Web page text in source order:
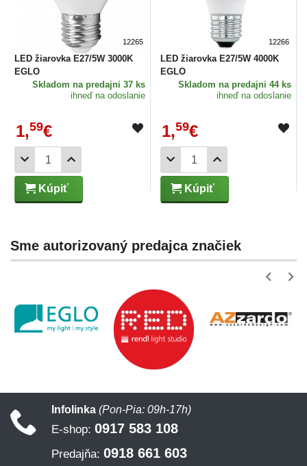
12265
LED žiarovka E27/5W 3000K
EGLO
Skladom na predajni 37 ks
ihneď na odoslanie
1,59€
Kúpiť
12266
LED žiarovka E27/5W 4000K
EGLO
Skladom na predajni 44 ks
ihneď na odoslanie
1,59€
Kúpiť
Sme autorizovaný predajca značiek
Infolinka (Pon-Pia: 09h-17h)
E-shop: 0917 583 108
Predajňa: 0918 661 603